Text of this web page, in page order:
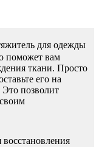
для одежды
поможет вам
ткани. Просто
его на
Это позволит